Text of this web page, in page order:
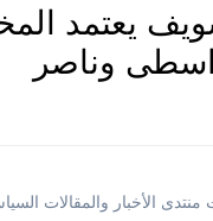
يعتمد
وناصر
منتدى الأخبار والمقالات